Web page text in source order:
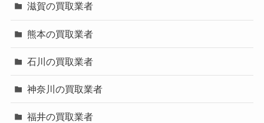
滋賀の買取業者
熊本の買取業者
石川の買取業者
神奈川の買取業者
福井の買取業者